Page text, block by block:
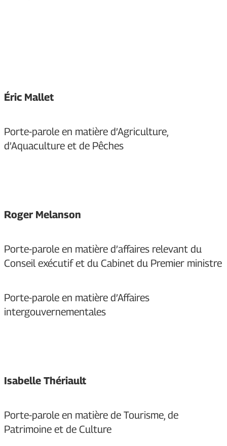
Éric Mallet
Porte-parole en matière d’Agriculture,
d’Aquaculture et de Pêches
Roger Melanson
Porte-parole en matière d’affaires relevant du
Conseil exécutif et du Cabinet du Premier ministre
Porte-parole en matière d’Affaires
intergouvernementales
Isabelle Thériault
Porte-parole en matière de Tourisme, de
Patrimoine et de Culture